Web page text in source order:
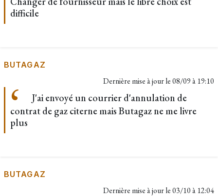
difficile
BUTAGAZ
Dernière mise à jour le08/09 à 19:10
J'ai envoyé un courrier d'annulation de
contrat de gaz citerne mais Butagaz ne me livre
plus
BUTAGAZ
Dernière mise à jour le03/10 à 12:04